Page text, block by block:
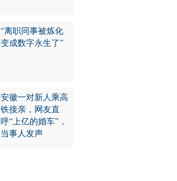
“离职同事被炼化
变成数字永生了”
安徽一对新人乘高
铁接亲，网友直
呼“上亿的婚车”，
当事人发声